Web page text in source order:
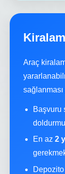
Araç
Başvuru
En az 2